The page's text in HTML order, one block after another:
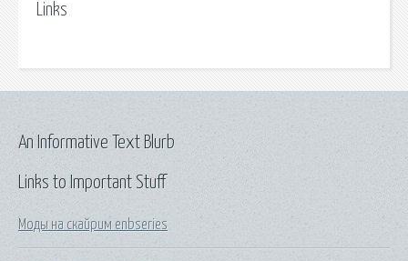
Links
Links to Important Stuff
Моды на скайрим enbseries
An Informative Text Blurb